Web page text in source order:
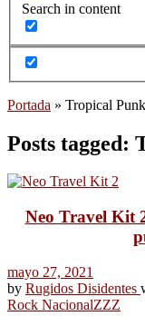
Search in content
Portada » Tropical
Posts tagged:
Neo Travel Kit
mayo 27, 2021
by Rugidos Disidentes
Rock NacionalZZZ